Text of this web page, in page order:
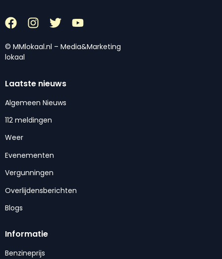
© MMlokaal.nl – Media&Marketing
lokaal
Laatste nieuws
Algemeen Nieuws
112 meldingen
Weer
Evenementen
Vergunningen
Overlijdensberichten
Blogs
Informatie
Benzineprijs